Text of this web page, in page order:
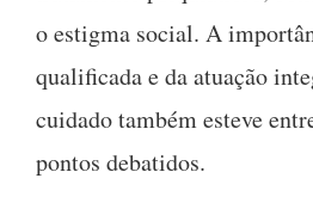
o estigma social. A
qualificada e da atuação
cuidado também esteve
pontos debatidos.